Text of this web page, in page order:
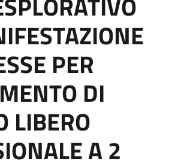
PER
DI
LIBERO
A 2